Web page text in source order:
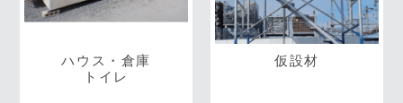
ハウス・倉庫
トイレ
仮設材